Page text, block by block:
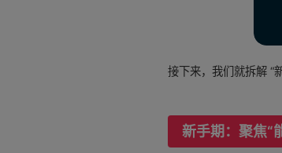
接下来，我们就拆解 “
新手期：聚焦“